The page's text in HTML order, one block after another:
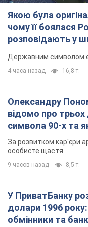
Якою була
чому її боялася
розповідають у
Державним символом є
4 часа назад 16,8 т.
Олександру
відомо про трьох
символа 90-х та
мають
За розвитком кар'єри
особисте щастя
9 часов назад 8,5 т.
У ПриватБанку
долари 1996
обмінники та